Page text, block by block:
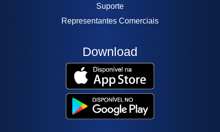
Suporte
Representantes Comerciais
Download